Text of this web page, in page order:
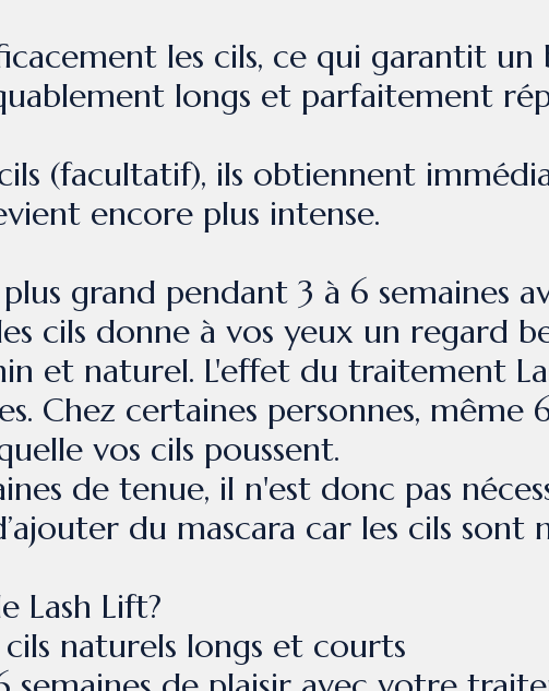
les cils, ce qui garantit
longs et parfaitement
(facultatif), ils obtiennent
encore plus intense.
grand pendant 3 à 6 semaines
cils donne à vos yeux un regard
et naturel. L'effet du traitement
Chez certaines personnes, même
vos cils poussent.
de tenue, il n'est donc pas
du mascara car les cils
Lash Lift?
naturels longs et courts